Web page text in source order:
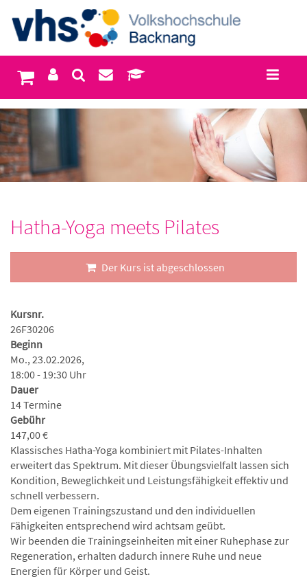
Hatha-Yoga meets Pilates
Der Kurs ist abgeschlossen
Kursnr.
26F30206
Beginn
Mo., 23.02.2026,
18:00 - 19:30 Uhr
Dauer
14 Termine
Gebühr
147,00 €
Klassisches Hatha-Yoga kombiniert mit Pilates-Inhalten
erweitert das Spektrum. Mit dieser Übungsvielfalt lassen sich
Kondition, Beweglichkeit und Leistungsfähigkeit effektiv und
schnell verbessern.
Dem eigenen Trainingszustand und den individuellen
Fähigkeiten entsprechend wird achtsam geübt.
Wir beenden die Trainingseinheiten mit einer Ruhephase zur
Regeneration, erhalten dadurch innere Ruhe und neue
Energien für Körper und Geist.